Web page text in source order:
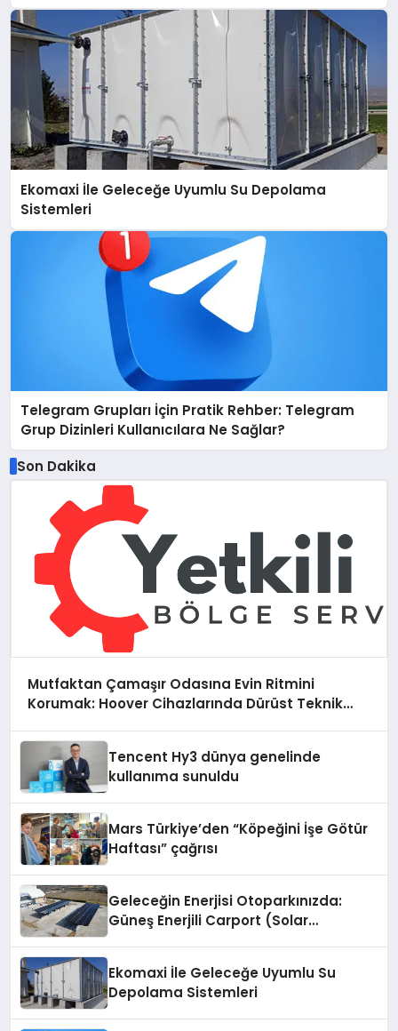
Ekomaxi İle Geleceğe Uyumlu Su Depolama
Sistemleri
Telegram Grupları İçin Pratik Rehber: Telegram
Grup Dizinleri Kullanıcılara Ne Sağlar?
Son Dakika
Mutfaktan Çamaşır Odasına Evin Ritmini
Korumak: Hoover Cihazlarında Dürüst Teknik
Tencent Hy3 dünya genelinde
kullanıma sunuldu
Mars Türkiye’den “Köpeğini İşe Götür
Haftası” çağrısı
Geleceğin Enerjisi Otoparkınızda:
Güneş Enerjili Carport (Solar
Ekomaxi İle Geleceğe Uyumlu Su
Depolama Sistemleri